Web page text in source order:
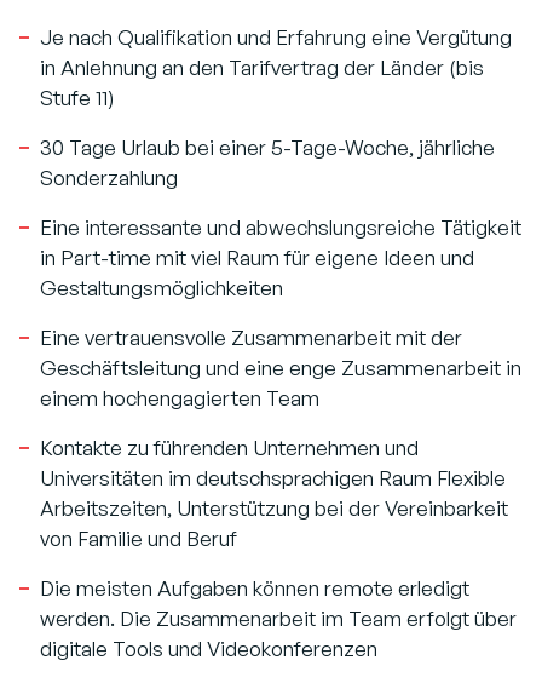
Je nach Qualifikation und Erfahrung eine Vergütung
in Anlehnung an den Tarifvertrag der Länder (bis
Stufe 11)
30 Tage Urlaub bei einer 5-Tage-Woche, jährliche
Sonderzahlung
Eine interessante und abwechslungsreiche Tätigkeit
in Part-time mit viel Raum für eigene Ideen und
Gestaltungsmöglichkeiten
Eine vertrauensvolle Zusammenarbeit mit der
Geschäftsleitung und eine enge Zusammenarbeit in
einem hochengagierten Team
Kontakte zu führenden Unternehmen und
Universitäten im deutschsprachigen Raum Flexible
Arbeitszeiten, Unterstützung bei der Vereinbarkeit
von Familie und Beruf
Die meisten Aufgaben können remote erledigt
werden. Die Zusammenarbeit im Team erfolgt über
digitale Tools und Videokonferenzen